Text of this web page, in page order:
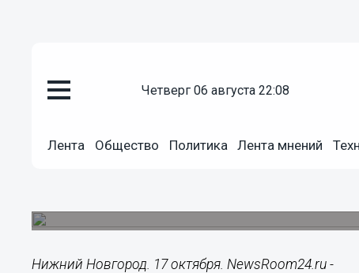
четверг 06 августа 22:08
Лента Общество Политика Лента мнений
Детсад и 17 домов остались
Нижний Новгород. 17 октября. NewsRoom24.ru -